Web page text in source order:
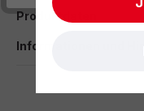
Produktdaten
Informationen und